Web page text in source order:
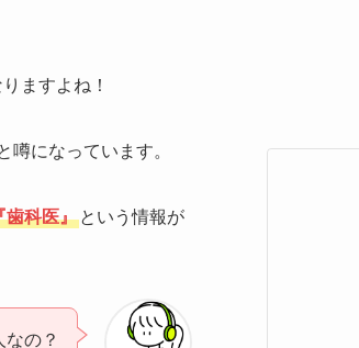
ますよね！
になっています。
歯科医』 という情報が
の？